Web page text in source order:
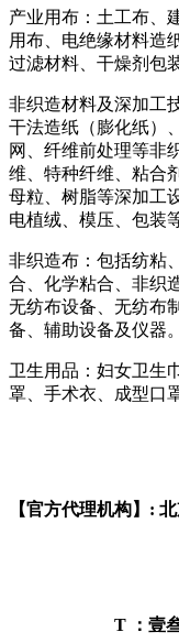
产业用布：土工布、
用布、电绝缘材料造
过滤材料、干燥剂包
非织造材料及深加工
干法造纸（膨化纸）
网、纤维前处理等非
维、特种纤维、粘合
母粒、树脂等深加工
电植绒、模压、包装
非织造布：包括纺粘
合、化学粘合、非织
无纺布设备、无纺布
备、辅助设备及仪器。
卫生用品：妇女卫生
罩、手术衣、成型口
【官方代理机构】:
T ：壹叁陆贰